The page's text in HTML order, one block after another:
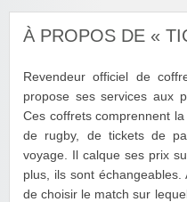
À PROPOS DE «
Revendeur officiel de
propose ses services aux
Ces coffrets comprennent
de rugby, de tickets de
voyage. Il calque ses prix
plus, ils sont échangeables.
de choisir le match sur